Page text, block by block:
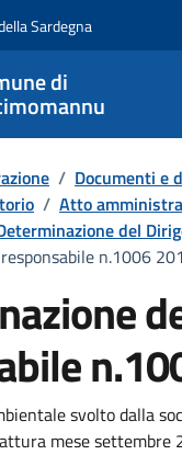
Sardegna
di
/ Documenti e
/ Atto
del
n.1006
svolto dalla
mese settembre